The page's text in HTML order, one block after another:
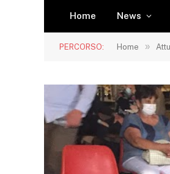
Home News
PERCORSO: Home »